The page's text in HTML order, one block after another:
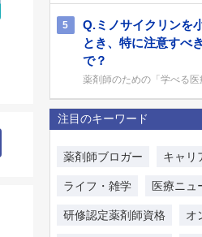
5
Q.ミノサイクリンを
とき、特に注意すべ
で？
薬剤師のための「学べる医
注目のキーワード
薬剤師ブロガー キャリ
ライフ・雑学 医療ニュ
研修認定薬剤師資格 オ